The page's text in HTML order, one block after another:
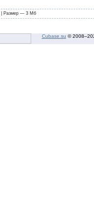
| Размер — 3 Мб
Cubase.su © 2008–